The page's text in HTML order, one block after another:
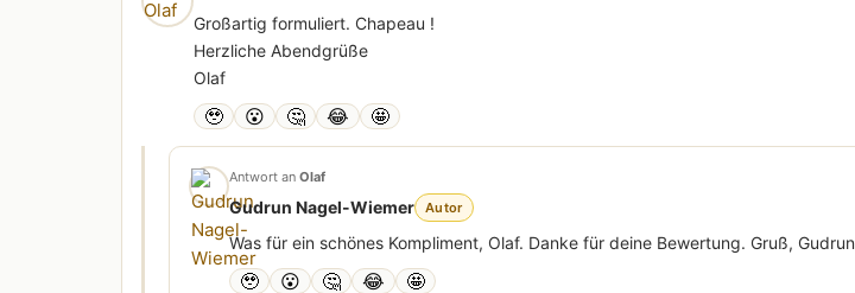
Großartig formuliert. Chapeau !
Herzliche Abendgrüße
Olaf
🥹 😮 🤔 😂 🤩
Antwort an Olaf
Gudrun Nagel-Wiemer Autor
Was für ein schönes Kompliment, Olaf. Danke für deine Bewertung. Gruß, Gudrun
🥹 😮 🤔 😂 🤩